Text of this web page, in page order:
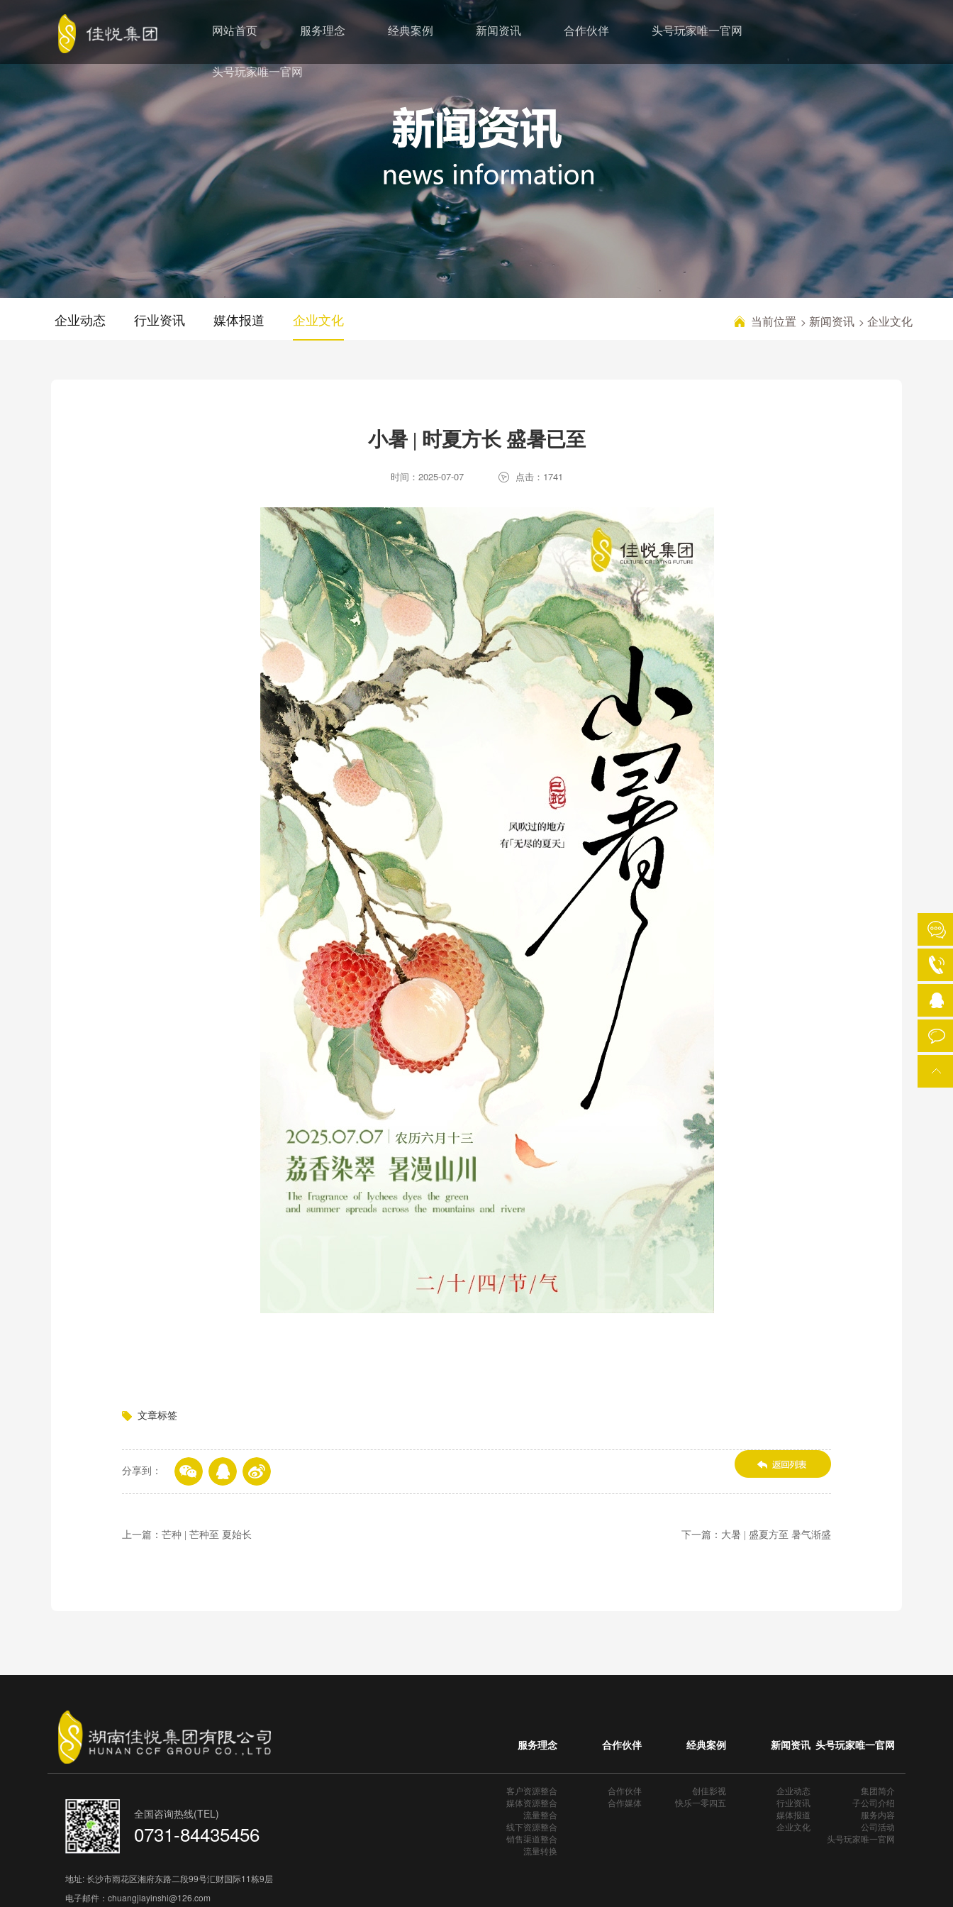
网站首页 服务理念 经典案例 新闻资讯 合作伙伴 头号玩家唯一官网
头号玩家唯一官网
企业动态 行业资讯 媒体报道 企业文化 当前位置 > 新闻资讯 > 企业文化
小暑 | 时夏方长 盛暑已至
时间：2025-07-07 点击：1741
文章标签
分享到：
上一篇：芒种 | 芒种至 夏始长 下一篇：大暑 | 盛夏方至 暑气渐盛
全国咨询热线(TEL)
0731-84435456
地址: 长沙市雨花区湘府东路二段99号汇财国际11栋9层
电子邮件：chuangjiayinshi@126.com
头号玩家唯一官网
集团简介
子公司介绍
服务内容
公司活动
头号玩家唯一官网
新闻资讯
企业动态
行业资讯
媒体报道
企业文化
经典案例
创佳影视
快乐一零四五
合作伙伴
合作伙伴
合作媒体
服务理念
客户资源整合
媒体资源整合
流量整合
线下资源整合
销售渠道整合
流量转换